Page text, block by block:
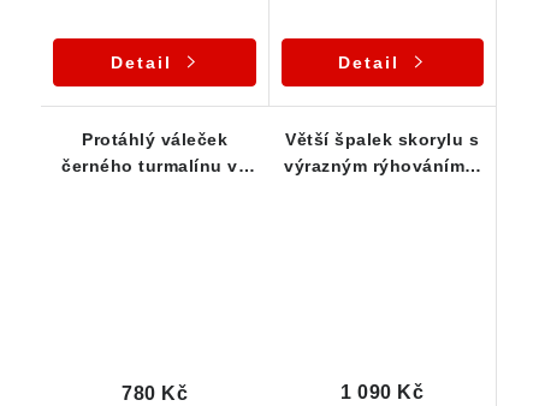
Detail Detail
Protáhlý váleček
černého turmalínu ve
780 Kč
Větší špalek skorylu s
výrazným rýhováním a
1 090 Kč